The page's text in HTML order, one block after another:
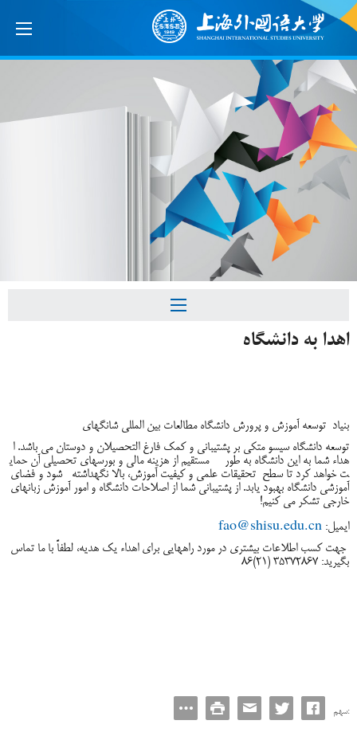
اهدا به دانشگاه
بنیاد توسعه آموزش و پرورش دانشگاه مطالعات بین المللی شانگهای
توسعه دانشگاه سیسو متکی بر پشتیبانی و کمک فارغ التحصیلان و دوستان می باشد. ا
هداء شما به این دانشگاه به طور
مستقیم از هزینه مالی و بورسهای تحصیلی آن حمای
ت خواهد کرد تا سطح تحقیقات علمی و کیفیت آموزش، بالا نگهداشته
شود و فضای
آموزشی دانشگاه بهبود یابد. از پشتیبانی شما از اصلاحات دانشگاه و امور آموزش زبانهای
خارجی تشکر می کنیم!
fao@shisu.edu.cn ایمیل:
جهت کسب اطلاعات بیشتری در مورد راههایی برای اهداء یک هدیه، لطفاً با ما تماس
بگیرید: 35372867 (21)86
سهم: